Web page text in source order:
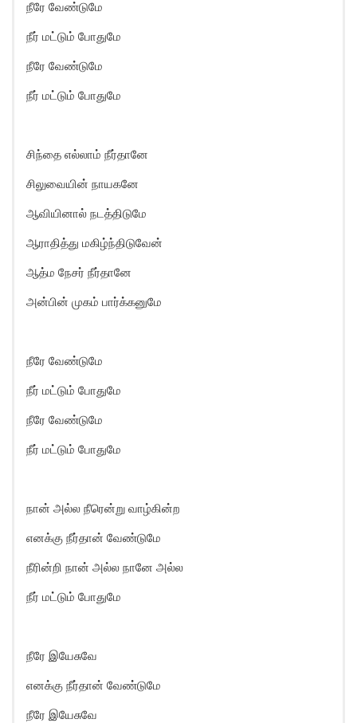
நீரே வேண்டுமே
நீர் மட்டும் போதுமே
நீரே வேண்டுமே
நீர் மட்டும் போதுமே
சிந்தை எல்லாம் நீர்தானே
சிலுவையின் நாயகனே
ஆவியினால் நடத்திடுமே
ஆராதித்து மகிழ்ந்திடுவேன்
ஆத்ம நேசர் நீர்தானே
அன்பின் முகம் பார்க்கனுமே
நீரே வேண்டுமே
நீர் மட்டும் போதுமே
நீரே வேண்டுமே
நீர் மட்டும் போதுமே
நான் அல்ல நீரென்று வாழ்கின்ற
எனக்கு நீர்தான் வேண்டுமே
நீரின்றி நான் அல்ல நானே அல்ல
நீர் மட்டும் போதுமே
நீரே இயேசுவே
எனக்கு நீர்தான் வேண்டுமே
நீரே இயேசுவே